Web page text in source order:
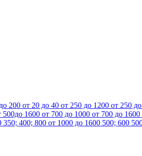
200 от 20 до 40 от 250 до 1200 от 250
500до 1600 от 700 до 1000 от 700 до 1600
350; 400; 800 от 1000 до 1600 500; 600